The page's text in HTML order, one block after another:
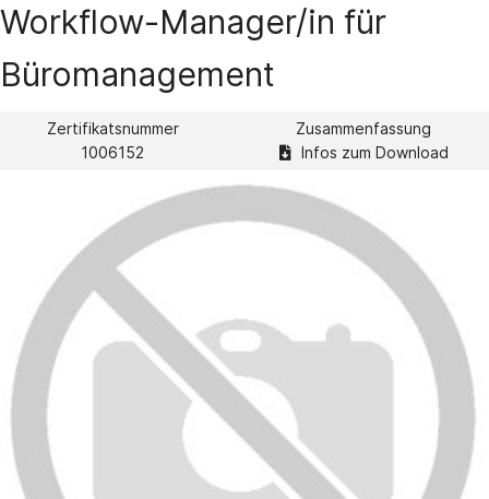
Workflow-Manager/in für
Büromanagement
Zertifikatsnummer
1006152
Zusammenfassung
Infos zum Download